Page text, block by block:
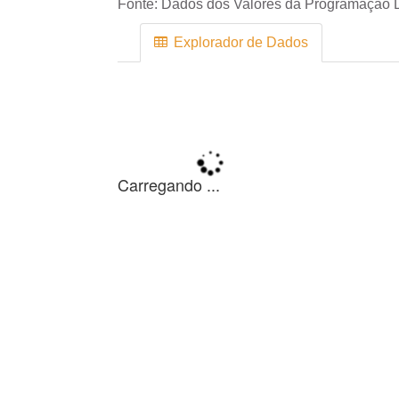
Fonte: Dados dos Valores da Programação
Explorador de Dados